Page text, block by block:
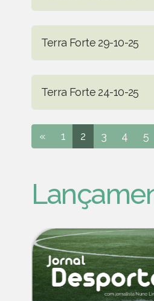
Terra Forte 29-10-25
Terra Forte 24-10-25
« 1 2 3 4 5